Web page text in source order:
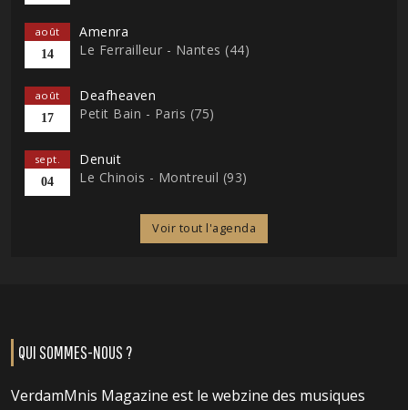
août
14
Amenra
Le Ferrailleur - Nantes (44)
août
17
Deafheaven
Petit Bain - Paris (75)
sept.
04
Denuit
Le Chinois - Montreuil (93)
Voir tout l'agenda
QUI SOMMES-NOUS ?
VerdamMnis Magazine est le webzine des musiques